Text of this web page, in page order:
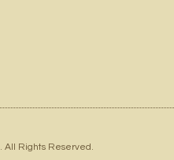
. All Rights Reserved.